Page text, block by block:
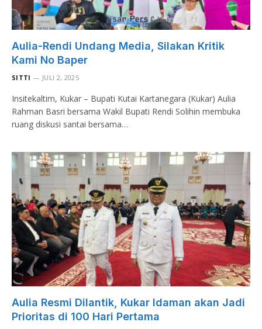
Aulia-Rendi Undang Media, Silakan Kritik
Kami No Baper
SITTI JULI 2, 2025
Insitekaltim, Kukar – Bupati Kutai Kartanegara (Kukar) Aulia
Rahman Basri bersama Wakil Bupati Rendi Solihin membuka
ruang diskusi santai bersama…
Aulia Resmi Dilantik, Kukar Idaman akan Jadi
Prioritas di 100 Hari Pertama